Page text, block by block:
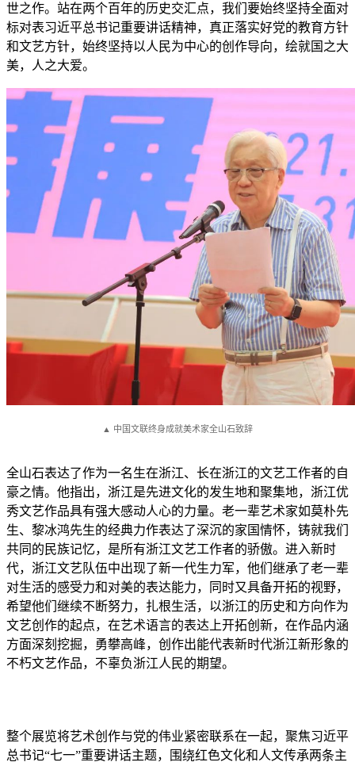
世之作。站在两个百年的历史交汇点，我们要始终坚持全面对
标对表习近平总书记重要讲话精神，真正落实好党的教育方针
和文艺方针，始终坚持以人民为中心的创作导向，绘就国之大
美，人之大爱。
▲ 中国文联终身成就美术家全山石致辞
全山石表达了作为一名生在浙江、长在浙江的文艺工作者的自
豪之情。他指出，浙江是先进文化的发生地和聚集地，浙江优
秀文艺作品具有强大感动人心的力量。老一辈艺术家如莫朴先
生、黎冰鸿先生的经典力作表达了深沉的家国情怀，铸就我们
共同的民族记忆，是所有浙江文艺工作者的骄傲。进入新时
代，浙江文艺队伍中出现了新一代生力军，他们继承了老一辈
对生活的感受力和对美的表达能力，同时又具备开拓的视野，
希望他们继续不断努力，扎根生活，以浙江的历史和方向作为
文艺创作的起点，在艺术语言的表达上开拓创新，在作品内涵
方面深刻挖掘，勇攀高峰，创作出能代表新时代浙江新形象的
不朽文艺作品，不辜负浙江人民的期望。
整个展览将艺术创作与党的伟业紧密联系在一起，聚焦习近平
总书记“七一”重要讲话主题，围绕红色文化和人文传承两条主